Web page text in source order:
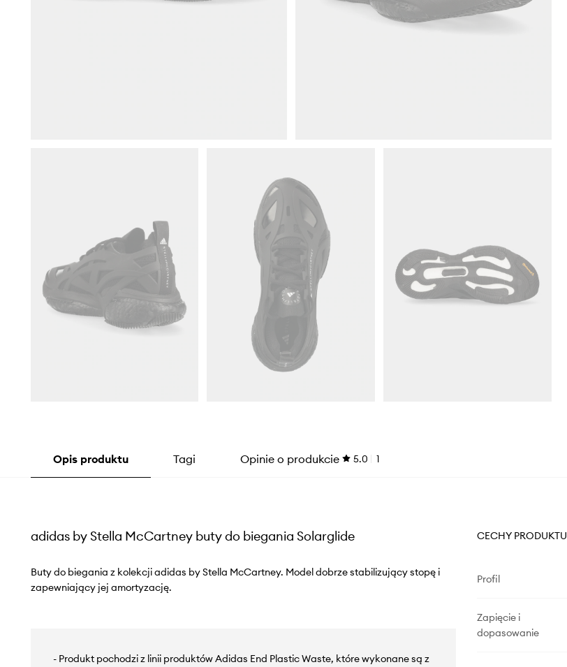
Opis produktu Tagi Opinie o produkcie 5.0 1
adidas by Stella McCartney buty do biegania Solarglide
Buty do biegania z kolekcji adidas by Stella McCartney. Model dobrze stabilizujący stopę i
zapewniający jej amortyzację.
- Produkt pochodzi z linii produktów Adidas End Plastic Waste, które wykonane są z
CECHY PRODUKTU
Profil
Zapięcie i
dopasowanie